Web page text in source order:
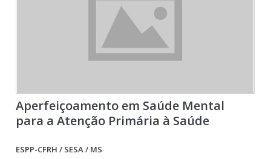
Aperfeiçoamento em Saúde Mental
para a Atenção Primária à Saúde
ESPP-CFRH / SESA / MS